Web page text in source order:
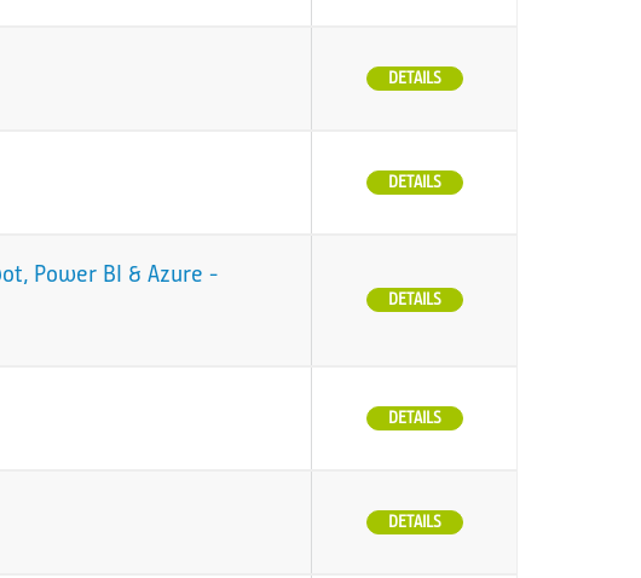
DETAILS
DETAILS
Power BI & Azure -
DETAILS
DETAILS
DETAILS